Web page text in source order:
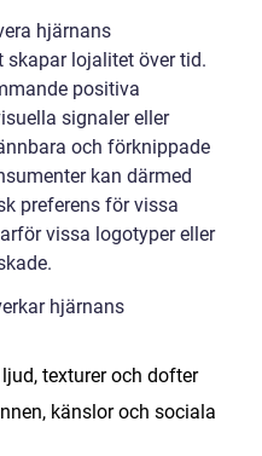
hjärnans
skapar lojalitet över tid.
positiva
signaler eller
och förknippade
kan därmed
preferens för vissa
vissa logotyper eller
hjärnans
texturer och dofter
känslor och sociala